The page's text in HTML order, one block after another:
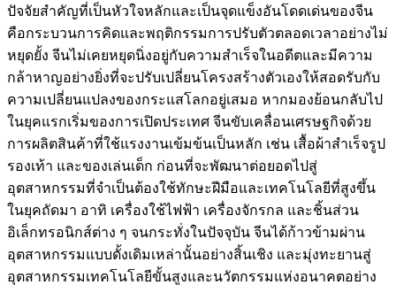
ปัจจัยสำคัญที่เป็นหัวใจหลักและเป็นจุดแข็งอันโดดเด่นของจีน
คือกระบวนการคิดและพฤติกรรมการปรับตัวตลอดเวลาอย่างไม่
หยุดยั้ง จีนไม่เคยหยุดนิ่งอยู่กับความสำเร็จในอดีตและมีความ
กล้าหาญอย่างยิ่งที่จะปรับเปลี่ยนโครงสร้างตัวเองให้สอดรับกับ
ความเปลี่ยนแปลงของกระแสโลกอยู่เสมอ หากมองย้อนกลับไป
ในยุคแรกเริ่มของการเปิดประเทศ จีนขับเคลื่อนเศรษฐกิจด้วย
การผลิตสินค้าที่ใช้แรงงานเข้มข้นเป็นหลัก เช่น เสื้อผ้าสำเร็จรูป
รองเท้า และของเล่นเด็ก ก่อนที่จะพัฒนาต่อยอดไปสู่
อุตสาหกรรมที่จำเป็นต้องใช้ทักษะฝีมือและเทคโนโลยีที่สูงขึ้น
ในยุคถัดมา อาทิ เครื่องใช้ไฟฟ้า เครื่องจักรกล และชิ้นส่วน
อิเล็กทรอนิกส์ต่าง ๆ จนกระทั่งในปัจจุบัน จีนได้ก้าวข้ามผ่าน
อุตสาหกรรมแบบดั้งเดิมเหล่านั้นอย่างสิ้นเชิง และมุ่งทะยานสู่
อุตสาหกรรมเทคโนโลยีขั้นสูงและนวัตกรรมแห่งอนาคตอย่าง